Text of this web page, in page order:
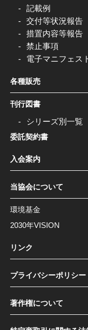
記載例
交付等状況報告
措置内容等報告
禁止事項
電子マニフェス
各種販売
刊行図書
シリーズ別一覧
委託契約書
入会案内
当協会について
環境基金
2030年VISION
リンク
プライバシーポリシー
著作権について